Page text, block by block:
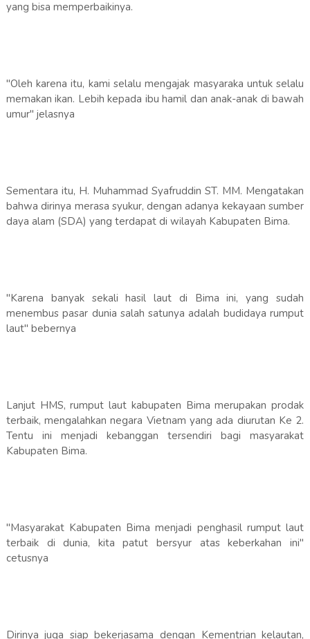
yang bisa memperbaikinya.
"Oleh karena itu, kami selalu mengajak masyaraka untuk selalu
memakan ikan. Lebih kepada ibu hamil dan anak-anak di bawah
umur" jelasnya
Sementara itu, H. Muhammad Syafruddin ST. MM. Mengatakan
bahwa dirinya merasa syukur, dengan adanya kekayaan sumber
daya alam (SDA) yang terdapat di wilayah Kabupaten Bima.
"Karena banyak sekali hasil laut di Bima ini, yang sudah
menembus pasar dunia salah satunya adalah budidaya rumput
laut" bebernya
Lanjut HMS, rumput laut kabupaten Bima merupakan prodak
terbaik, mengalahkan negara Vietnam yang ada diurutan Ke 2.
Tentu ini menjadi kebanggan tersendiri bagi masyarakat
Kabupaten Bima.
"Masyarakat Kabupaten Bima menjadi penghasil rumput laut
terbaik di dunia, kita patut bersyur atas keberkahan ini"
cetusnya
Dirinya juga siap bekerjasama dengan Kementrian kelautan,